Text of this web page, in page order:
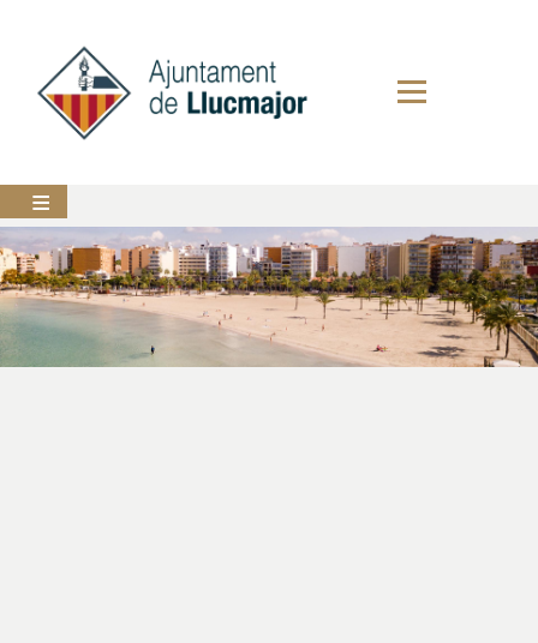
contingut
AJUNTAMENT
LLUCMAJOR
MUNICIPALS